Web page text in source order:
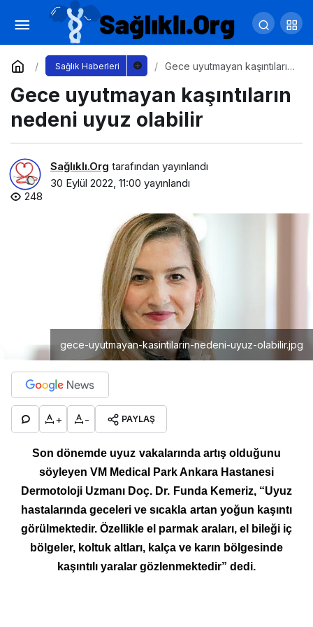
Sağlık Haberleri
Gece uyutmayan kaşıntıların
Gece uyutmayan kaşıntıların
nedeni uyuz olabilir
Sağlıklı.Org tarafından yayınlandı
30 Eylül 2022, 11:00 yayınlandı
248
gece-uyutmayan-kasintilarin-nedeni-uyuz-olabilir.jpg
+ - PAYLAŞ
Son dönemde uyuz vakalarında artış olduğunu
söyleyen VM Medical Park Ankara Hastanesi
Dermotoloji Uzmanı Doç. Dr. Funda Kemeriz, “Uyuz
hastalarında geceleri ve sıcakla artan yoğun kaşıntı
görülmektedir. Özellikle el parmak araları, el bileği iç
bölgeler, koltuk altları, kalça ve karın bölgesinde
kaşıntılı yaralar gözlenmektedir” dedi.
Evde bakım hizmetinin kapsamı genişledi
Yorum Yap Paylaş